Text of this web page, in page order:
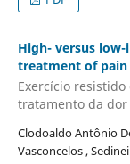
High- versus
treatment of
Exercício
tratamento da
Clodoaldo Antônio
Vasconcelos ,